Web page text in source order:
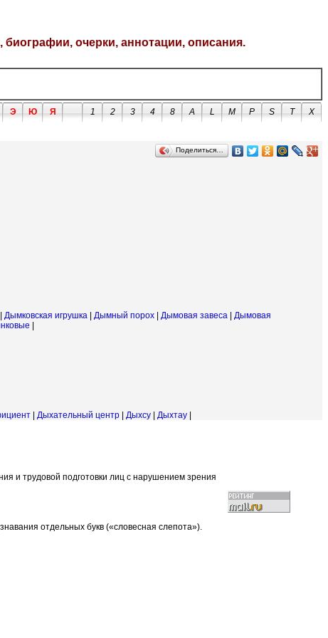
очерки, аннотации, описания.
Э Ю Я 1 2 3 4 8 A L M P S T
X
Поделиться…
Дымковская игрушка Дымный порох Дымовая завеса
Дымовая
Дыхательный центр Дыхсу Дыхтау
и трудовой подготовки лиц с нарушением зрения
отдельных букв («словесная слепота»).